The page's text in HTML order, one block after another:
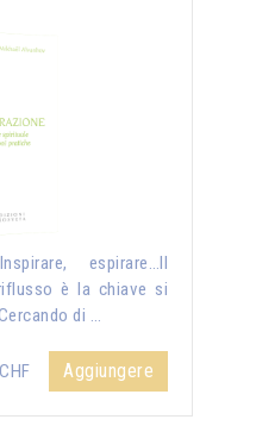
espirare…Il
è la chiave si
di …
Aggiungere